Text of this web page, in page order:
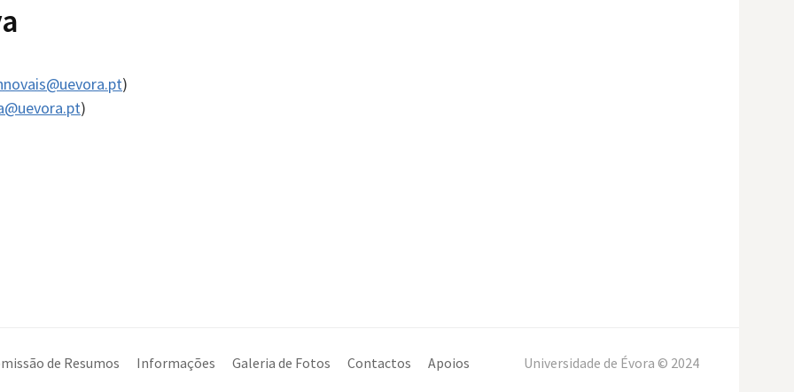
)
)
de Resumos Informações Galeria de Fotos Contactos Apoios Universidade de Évora © 2024